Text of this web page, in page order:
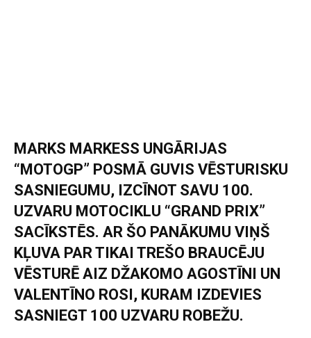
MARKS MARKESS UNGĀRIJAS
“MOTOGP” POSMĀ GUVIS VĒSTURISKU
SASNIEGUMU, IZCĪNOT SAVU 100.
UZVARU MOTOCIKLU “GRAND PRIX”
SACĪKSTĒS. AR ŠO PANĀKUMU VIŅŠ
KĻUVA PAR TIKAI TREŠO BRAUCĒJU
VĒSTURĒ AIZ DŽAKOMO AGOSTĪNI UN
VALENTĪNO ROSI, KURAM IZDEVIES
SASNIEGT 100 UZVARU ROBEŽU.